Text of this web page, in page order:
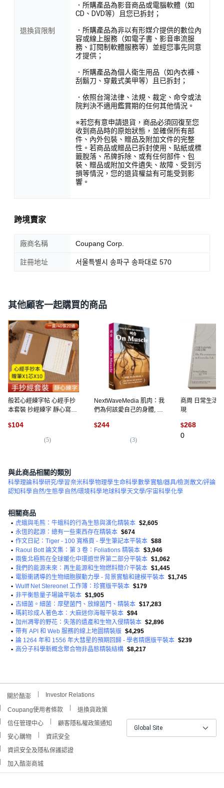
退換貨限制
．所購產品為影音商品或電腦軟體（如
CD、DVD等）且您已拆封；
．所購產品為非以有形媒介提供的數位內
容或線上服務（如電子書、影音串流服
務、訂閱制軟體服務等）並經您事先同意
才提供；
．所購產品為個人衛生用品（如內衣褲、
刮鬍刀、穿戴式美甲等）且已拆封；
．依照台灣法律、法規、裁定、命令或法
院判決不適用鑑賞期的任何其他情況。
※若您有意申請退貨，商品必須回復至您
收到商品時的原始狀態，並確保所有部
件、內外包裝、贈品及附加文件的完整
性。若商品或贈品已拆封使用、貼紙或標
籤脫落、吊牌拆除、或有任何部件、包
裝、贈品或附加文件遺失、故障、受到污
損等情況，您的退貨權益有可能受到影
響。
跨境賣家
廠商名稱 Coupang Corp.
註冊地址 서울특별시 송파구 송파대로 570
其他顧客一起購買的商品
般若心經練字帖 心經手抄
本套裝 抄經練字 靜心寫經
+描金筆+10筆芯, N/A, N/A
$104
(5)
NextWaveMedia 肌肉：我
們為何該愛自己的身體, 邦
$244
(3)
商周 日常生活
現
$268
0
與此商品相關的類別
科學理論科學研究/學習奈米科學物理學生命科學數學實驗/器具/檢測 散文/評論
認知科學 自然/生態學 自然/環境科學地球科學天文學/宇宙科學化學
相關商品
• 虎蛾與毛熊：牛蛾科的行為生態與演化精裝本 $2,605
• 永恆的起源：總有一些東西存在精裝本 $674
• 作文日記：Tiger - 100 寬格頁 - 學生筆記本平裝本 $88
• Raoul Bott 論文集：第 3 卷：Foliations 精裝本 $3,946
• 兩隻北極熊在全球暖化中環遊世界第二部分平裝本 $1,062
• 我們的能源未來：再生能源和生物燃料簡介平裝本 $1,445
• 電脈衝誘導的生物細胞膜動力學 - 背景實驗和建模平裝本 $1,745
• Wulff Net Stereonet 工作簿：珍寶版平裝本 $179
• 非平衡態量子場論平裝本 $1,905
• 古細菌。細菌：厚壁菌門、放線菌門、精裝本 $17,283
• 瑪莉珍成人著色本：大麻迷你海報平裝本 $94
• 加州凋零的野花：失落的遺產和生物入侵精裝本 $2,896
• 帶有 API 和 Web 服務的線上地圖精裝版 $4,295
• 論 1264 年和 1556 年大彗星的預期回歸 - 學者精選版平裝本 $239
• 高分子科學新概念聚合物非晶態精裝結構 $8,217
關於酷澎 Investor Relations
Coupang使用者條款
退換貨政策
信任管理中心
顧客隱私權政策通知
安心購物
資訊安全
資訊安全及隱私保護認證
加入酷澎商城
Global Site